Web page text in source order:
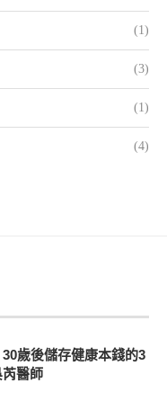
(1)
(3)
(1)
(4)
歲後儲存健康本錢的3
醫師